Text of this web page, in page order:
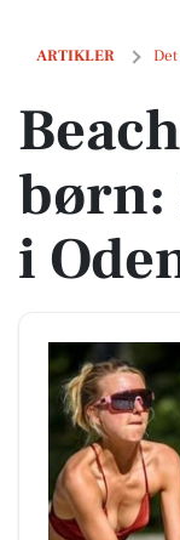
ARTIKLER
Beachvolley for
børn:
i